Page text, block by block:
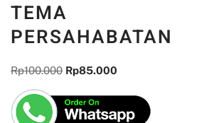
TEMA
PERSAHABATAN
Rp100.000 Rp85.000